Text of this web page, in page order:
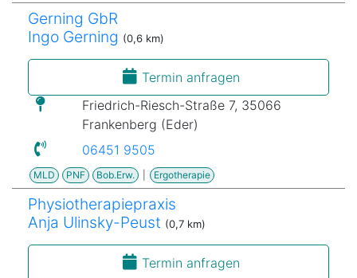
Gerning GbR
Ingo Gerning (0,6 km)
Termin anfragen
Friedrich-Riesch-Straße 7, 35066
Frankenberg (Eder)
06451 9505
MLD PNF Bob.Erw. Ergotherapie
Physiotherapiepraxis
Anja Ulinsky-Peust (0,7 km)
Termin anfragen